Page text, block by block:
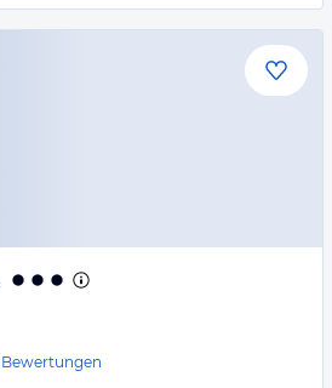
Bewertungen